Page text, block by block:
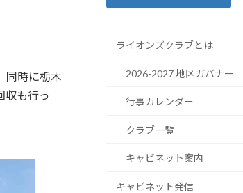
同時に栃木
収も行っ
ライオンズクラブとは
2026-2027 地区ガバナー
行事カレンダー
クラブ一覧
キャビネット案内
キャビネット発信